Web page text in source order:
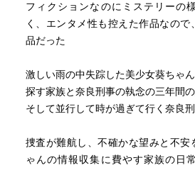
フィクションなのにミステリーの
く、エンタメ性も控えた作品なの
品だった
激しい雨の中失踪した美少女葵ちゃん
探す家族と奈良刑事の執念の三年間
そして並行して時が過ぎて行く奈良
捜査が難航し、不確かな望みと不安
ゃんの情報収集に費やす家族の日